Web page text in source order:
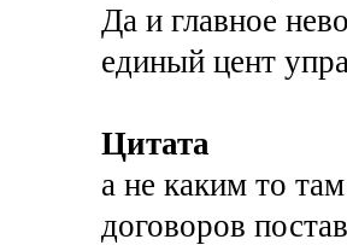
Да и главное
единый цент
Цитата
а не каким то
договоров